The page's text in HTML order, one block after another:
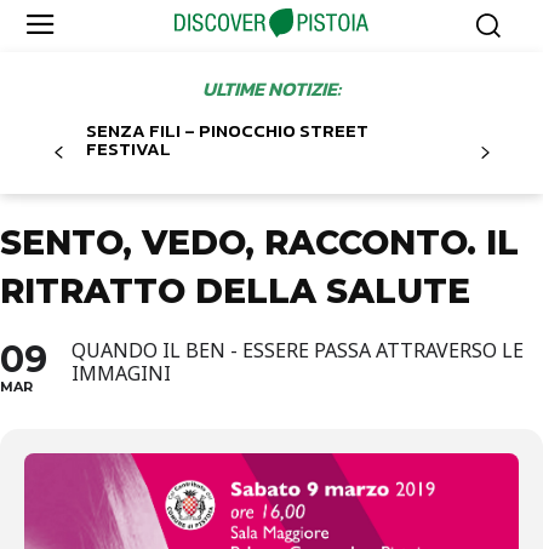
ULTIME NOTIZIE:
SENZA FILI – PINOCCHIO STREET
FESTIVAL
SENTO, VEDO, RACCONTO. IL
RITRATTO DELLA SALUTE
09
MAR
QUANDO IL BEN - ESSERE PASSA ATTRAVERSO LE
IMMAGINI